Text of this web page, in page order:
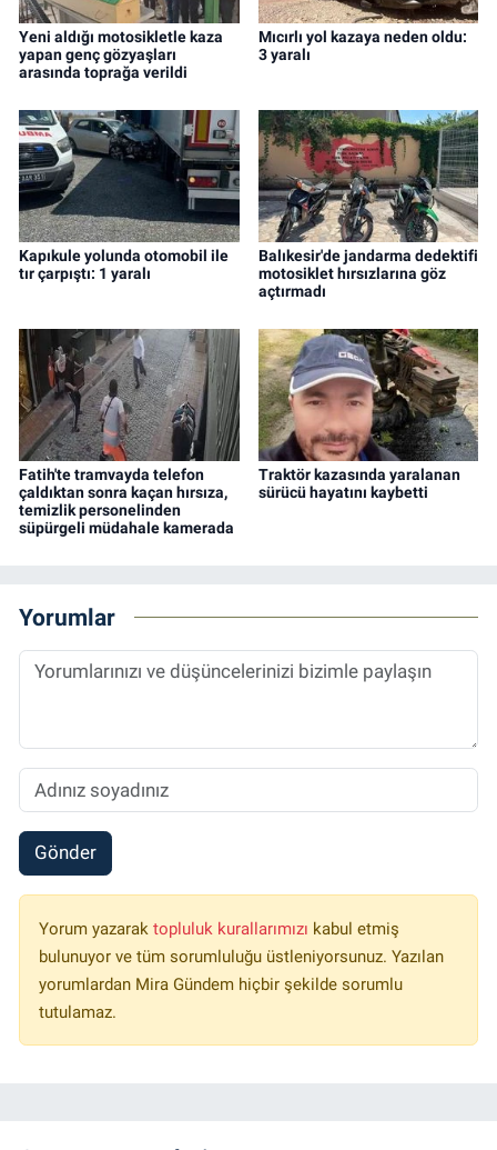
Yeni aldığı motosikletle kaza
yapan genç gözyaşları
arasında toprağa verildi
Mıcırlı yol kazaya neden oldu:
3 yaralı
Kapıkule yolunda otomobil ile
tır çarpıştı: 1 yaralı
Balıkesir'de jandarma dedektifi
motosiklet hırsızlarına göz
açtırmadı
Fatih'te tramvayda telefon
çaldıktan sonra kaçan hırsıza,
temizlik personelinden
süpürgeli müdahale kamerada
Traktör kazasında yaralanan
sürücü hayatını kaybetti
Yorumlar
Gönder
Yorum yazarak topluluk kurallarımızı kabul etmiş
bulunuyor ve tüm sorumluluğu üstleniyorsunuz. Yazılan
yorumlardan Mira Gündem hiçbir şekilde sorumlu
tutulamaz.